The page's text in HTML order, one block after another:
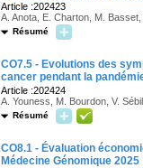
Article :202423
A. Anota, E. Charton, M.
Résumé
CO7.5 - Evolutions des
cancer pendant la
Article :202424
A. Youness, M. Bourdon, V.
Résumé
CO8.1 - Évaluation
Médecine Génomique 2025